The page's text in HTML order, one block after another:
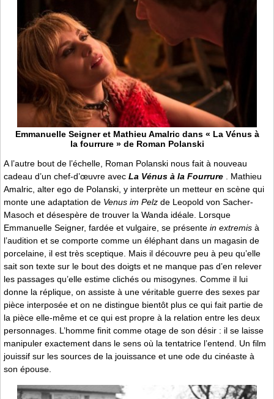
Emmanuelle Seigner et Mathieu Amalric dans « La Vénus à
la fourrure » de Roman Polanski
A l’autre bout de l’échelle, Roman Polanski nous fait à nouveau
cadeau d’un chef-d’œuvre avec La Vénus à la Fourrure . Mathieu
Amalric, alter ego de Polanski, y interprète un metteur en scène qui
monte une adaptation de Venus im Pelz de Leopold von Sacher-
Masoch et désespère de trouver la Wanda idéale. Lorsque
Emmanuelle Seigner, fardée et vulgaire, se présente in extremis à
l’audition et se comporte comme un éléphant dans un magasin de
porcelaine, il est très sceptique. Mais il découvre peu à peu qu’elle
sait son texte sur le bout des doigts et ne manque pas d’en relever
les passages qu’elle estime clichés ou misogynes. Comme il lui
donne la réplique, on assiste à une véritable guerre des sexes par
pièce interposée et on ne distingue bientôt plus ce qui fait partie de
la pièce elle-même et ce qui est propre à la relation entre les deux
personnages. L’homme finit comme otage de son désir : il se laisse
manipuler exactement dans le sens où la tentatrice l’entend. Un film
jouissif sur les sources de la jouissance et une ode du cinéaste à
son épouse.